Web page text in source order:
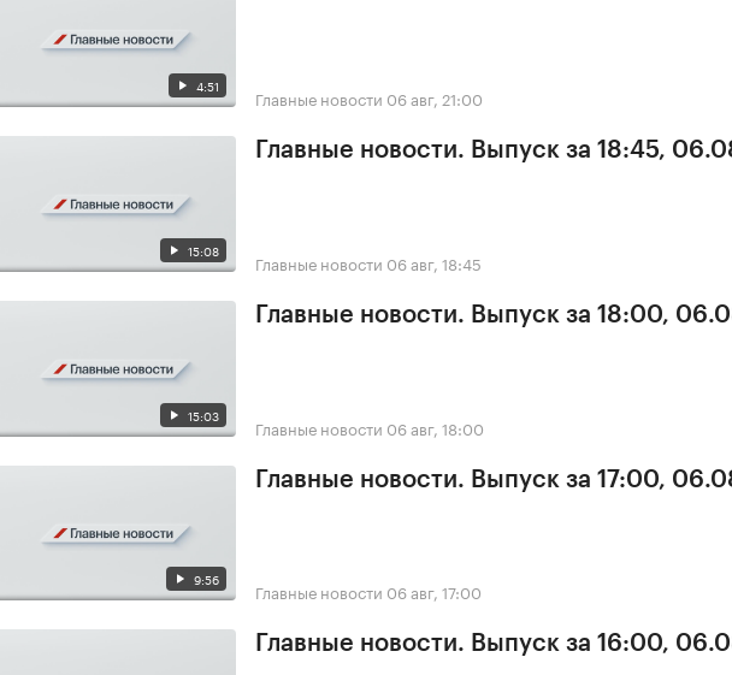
4:51 Главные новости 06 авг, 21:00
15:08
Главные новости. Выпуск за 18:45,
Главные новости 06 авг, 18:45
15:03
Главные новости. Выпуск за 18:00,
Главные новости 06 авг, 18:00
9:56
Главные новости. Выпуск за 17:00,
Главные новости 06 авг, 17:00
Главные новости. Выпуск за 16:00,